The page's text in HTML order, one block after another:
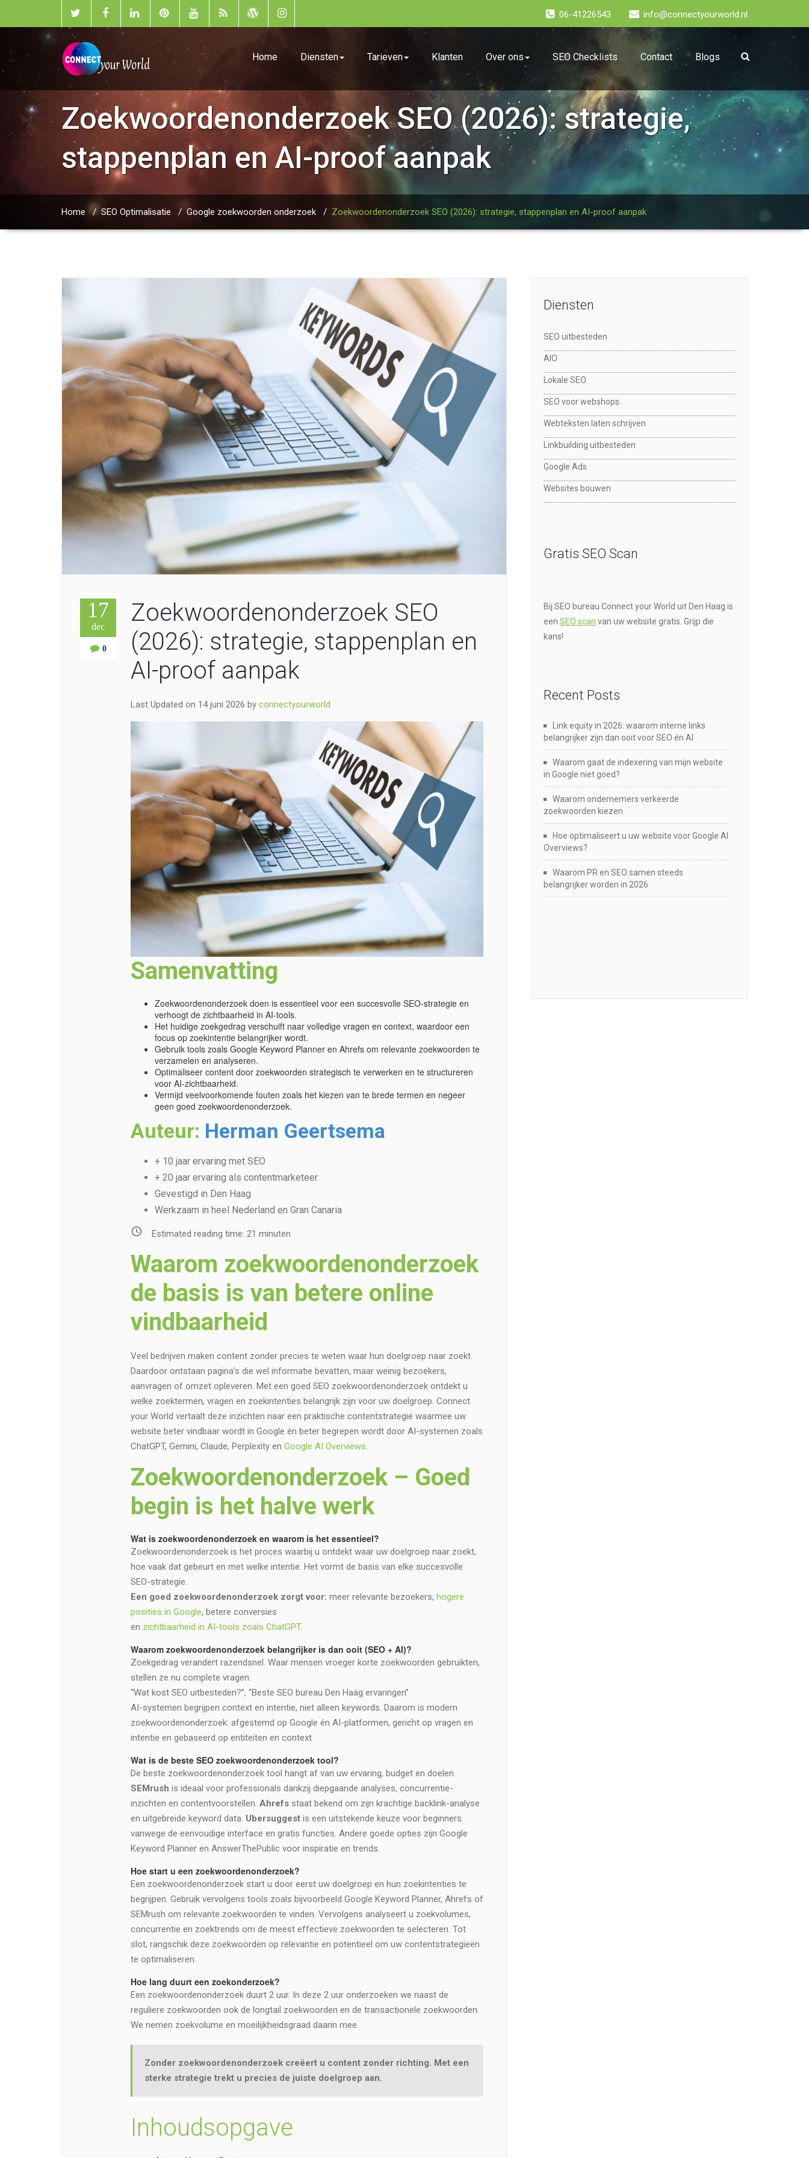
06-41226543 info@connectyourworld.nl
Home Diensten Tarieven Klanten Over ons SEO Checklists Contact Blogs
Zoekwoordenonderzoek SEO (2026): strategie,
stappenplan en AI-proof aanpak
Home /SEO Optimalisatie / Google zoekwoorden onderzoek / Zoekwoordenonderzoek SEO (2026): strategie, stappenplan en AI-proof aanpak
17
dec
0
Zoekwoordenonderzoek SEO
(2026): strategie, stappenplan en
AI-proof aanpak
Last Updated on 14 juni 2026 by connectyourworld
Samenvatting
Zoekwoordenonderzoek doen is essentieel voor een succesvolle SEO-strategie en
verhoogt de zichtbaarheid in AI-tools.
Het huidige zoekgedrag verschuift naar volledige vragen en context, waardoor een
focus op zoekintentie belangrijker wordt.
Gebruik tools zoals Google Keyword Planner en Ahrefs om relevante zoekwoorden te
verzamelen en analyseren.
Optimaliseer content door zoekwoorden strategisch te verwerken en te structureren
voor AI-zichtbaarheid.
Vermijd veelvoorkomende fouten zoals het kiezen van te brede termen en negeer
geen goed zoekwoordenonderzoek.
Auteur: Herman Geertsema
+ 10 jaar ervaring met SEO
+ 20 jaar ervaring als contentmarketeer
Gevestigd in Den Haag
Werkzaam in heel Nederland en Gran Canaria
Estimated reading time: 21 minuten
Waarom zoekwoordenonderzoek
de basis is van betere online
vindbaarheid
Veel bedrijven maken content zonder precies te weten waar hun doelgroep naar zoekt.
Daardoor ontstaan pagina’s die wel informatie bevatten, maar weinig bezoekers,
aanvragen of omzet opleveren. Met een goed SEO zoekwoordenonderzoek ontdekt u
welke zoektermen, vragen en zoekintenties belangrijk zijn voor uw doelgroep. Connect
your World vertaalt deze inzichten naar een praktische contentstrategie waarmee uw
website beter vindbaar wordt in Google én beter begrepen wordt door AI-systemen zoals
ChatGPT, Gemini, Claude, Perplexity en Google AI Overviews.
Zoekwoordenonderzoek – Goed
begin is het halve werk
Wat is zoekwoordenonderzoek en waarom is het essentieel?
Zoekwoordenonderzoek is het proces waarbij u ontdekt waar uw doelgroep naar zoekt,
hoe vaak dat gebeurt en met welke intentie. Het vormt de basis van elke succesvolle
SEO-strategie.
Een goed zoekwoordenonderzoek zorgt voor: meer relevante bezoekers, hogere
posities in Google, betere conversies
en zichtbaarheid in AI-tools zoals ChatGPT.
Waarom zoekwoordenonderzoek belangrijker is dan ooit (SEO + AI)?
Zoekgedrag verandert razendsnel. Waar mensen vroeger korte zoekwoorden gebruikten,
stellen ze nu complete vragen:
“Wat kost SEO uitbesteden?”, “Beste SEO bureau Den Haag ervaringen”
AI-systemen begrijpen context en intentie, niet alleen keywords. Daarom is modern
zoekwoordenonderzoek: afgestemd op Google én AI-platformen, gericht op vragen en
intentie en gebaseerd op entiteiten en context
Wat is de beste SEO zoekwoordenonderzoek tool?
De beste zoekwoordenonderzoek tool hangt af van uw ervaring, budget en doelen.
SEMrush is ideaal voor professionals dankzij diepgaande analyses, concurrentie-
inzichten en contentvoorstellen. Ahrefsstaat bekend om zijn krachtige backlink-analyse
en uitgebreide keyword data. Ubersuggestis een uitstekende keuze voor beginners
vanwege de eenvoudige interface en gratis functies. Andere goede opties zijn Google
Keyword Planner en AnswerThePublic voor inspiratie en trends.
Hoe start u een zoekwoordenonderzoek?
Een zoekwoordenonderzoek start u door eerst uw doelgroep en hun zoekintenties te
begrijpen. Gebruik vervolgens tools zoals bijvoorbeeld Google Keyword Planner, Ahrefs of
SEMrush om relevante zoekwoorden te vinden. Vervolgens analyseert u zoekvolumes,
concurrentie en zoektrends om de meest effectieve zoekwoorden te selecteren. Tot
slot, rangschik deze zoekwoorden op relevantie en potentieel om uw contentstrategieën
te optimaliseren.
Hoe lang duurt een zoekonderzoek?
Een zoekwoordenonderzoek duurt 2 uur. In deze 2 uur onderzoeken we naast de
reguliere zoekwoorden ook de longtail zoekwoorden en de transactionele zoekwoorden.
We nemen zoekvolume en moeilijkheidsgraad daarin mee.
Zonder zoekwoordenonderzoek creëert u content zonder richting. Met een
sterke strategie trekt u precies de juiste doelgroep aan.
Inhoudsopgave
Diensten
SEO uitbesteden
AIO
Lokale SEO
SEO voor webshops
Webteksten laten schrijven
Linkbuilding uitbesteden
Google Ads
Websites bouwen
Gratis SEO Scan
Bij SEO bureau Connect your World uit Den Haag is
een SEO scan van uw website gratis. Grijp die
kans!
Recent Posts
Link equity in 2026: waarom interne links
belangrijker zijn dan ooit voor SEO én AI
Waarom gaat de indexering van mijn website
in Google niet goed?
Waarom ondernemers verkeerde
zoekwoorden kiezen
Hoe optimaliseert u uw website voor Google AI
Overviews?
Waarom PR en SEO samen steeds
belangrijker worden in 2026